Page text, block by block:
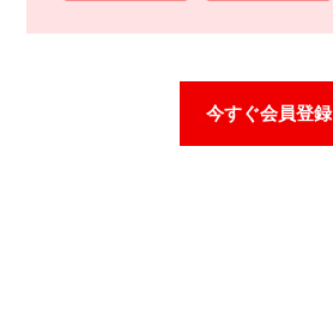
今すぐ会員登録